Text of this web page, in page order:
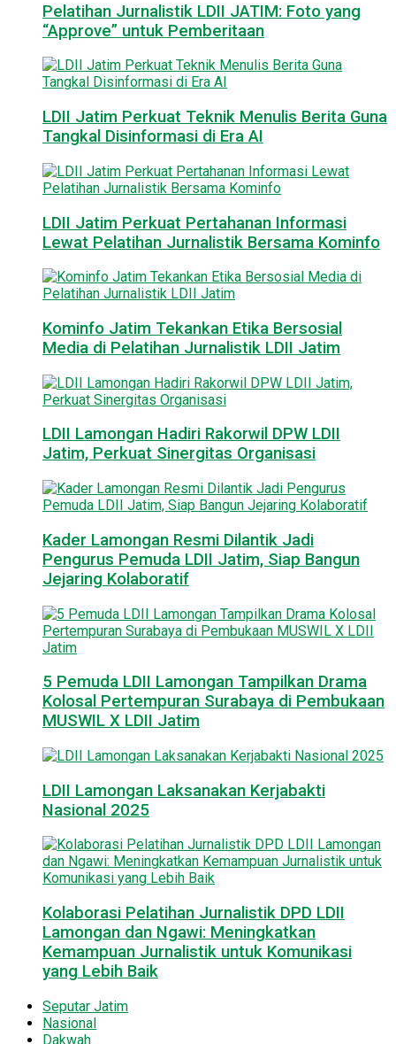
Pelatihan Jurnalistik LDII JATIM: Foto yang
“Approve” untuk Pemberitaan
LDII Jatim Perkuat Teknik Menulis Berita Guna
Tangkal Disinformasi di Era AI
LDII Jatim Perkuat Pertahanan Informasi
Lewat Pelatihan Jurnalistik Bersama Kominfo
Kominfo Jatim Tekankan Etika Bersosial
Media di Pelatihan Jurnalistik LDII Jatim
LDII Lamongan Hadiri Rakorwil DPW LDII
Jatim, Perkuat Sinergitas Organisasi
Kader Lamongan Resmi Dilantik Jadi
Pengurus Pemuda LDII Jatim, Siap Bangun
Jejaring Kolaboratif
5 Pemuda LDII Lamongan Tampilkan Drama
Kolosal Pertempuran Surabaya di Pembukaan
MUSWIL X LDII Jatim
LDII Lamongan Laksanakan Kerjabakti
Nasional 2025
Kolaborasi Pelatihan Jurnalistik DPD LDII
Lamongan dan Ngawi: Meningkatkan
Kemampuan Jurnalistik untuk Komunikasi
yang Lebih Baik
Seputar Jatim
Nasional
Dakwah